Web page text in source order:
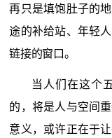
再只是填饱肚子的
途的补给站、年轻
链接的窗口。
当人们在这个
的， 将是人与空间
意义，或许正在于